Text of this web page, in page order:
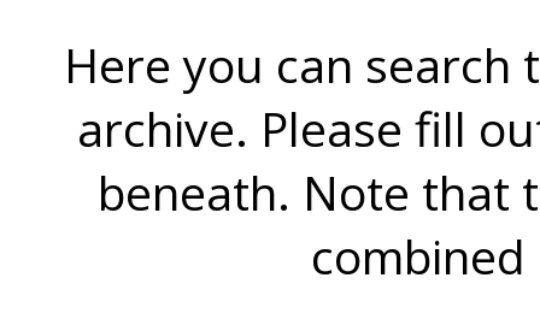
Here you can search
archive. Please fill
beneath. Note that
combined